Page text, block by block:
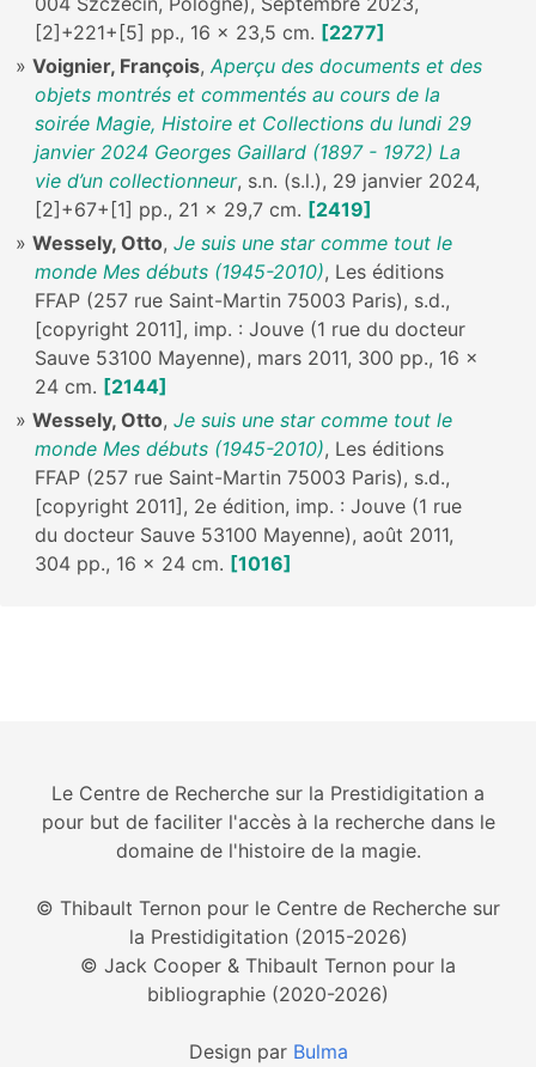
[2]+221+[5] pp., 16 x 23,5 cm. [2277]
Voignier, François,Aperçu des documents et des
objets montrés et commentés au cours de la
soirée Magie, Histoire et Collections du lundi 29
janvier 2024 Georges Gaillard (1897 - 1972) La
vie d’un collectionneur, s.n. (s.l.), 29 janvier 2024,
[2]+67+[1] pp., 21 x 29,7 cm. [2419]
Wessely, Otto, Je suis une star comme tout le
monde Mes débuts (1945-2010), Les éditions
FFAP (257 rue Saint-Martin 75003 Paris), s.d.,
[copyright 2011], imp. : Jouve (1 rue du docteur
Sauve 53100 Mayenne), mars 2011, 300 pp., 16 x
24 cm. [2144]
Wessely, Otto, Je suis une star comme tout le
monde Mes débuts (1945-2010), Les éditions
FFAP (257 rue Saint-Martin 75003 Paris), s.d.,
[copyright 2011], 2e édition, imp. : Jouve (1 rue
du docteur Sauve 53100 Mayenne), août 2011,
304 pp., 16 x 24 cm. [1016]
Le Centre de Recherche sur la Prestidigitation a
pour but de faciliter l'accès à la recherche dans le
domaine de l'histoire de la magie.
© Thibault Ternon pour le Centre de Recherche sur
la Prestidigitation (2015-2026)
© Jack Cooper & Thibault Ternon pour la
bibliographie (2020-2026)
Design par Bulma